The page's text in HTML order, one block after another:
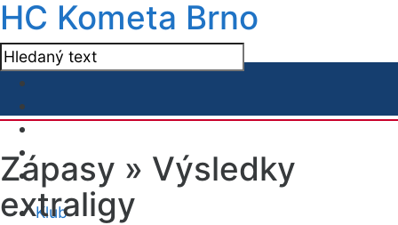
HC Kometa Brno
Klub
Zápasy » Výsledky
extraligy